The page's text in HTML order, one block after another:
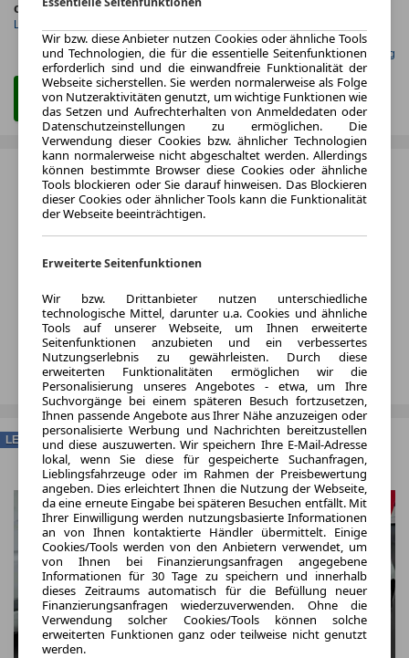
ca. 85 kW (115 PS)
Leistung
Gefunden auf Null Leasing
Zum Leasing Angebot
LEASING
Wir bzw. diese Anbieter nutzen Cookies oder ähnliche Tools
und Technologien, die für die essentielle Seitenfunktionen
erforderlich sind und die einwandfreie Funktionalität der
Webseite sicherstellen. Sie werden normalerweise als Folge
von Nutzeraktivitäten genutzt, um wichtige Funktionen wie
das Setzen und Aufrechterhalten von Anmeldedaten oder
Datenschutzeinstellungen zu ermöglichen. Die
Verwendung dieser Cookies bzw. ähnlicher Technologien
kann normalerweise nicht abgeschaltet werden. Allerdings
können bestimmte Browser diese Cookies oder ähnliche
Tools blockieren oder Sie darauf hinweisen. Das Blockieren
dieser Cookies oder ähnlicher Tools kann die Funktionalität
der Webseite beeinträchtigen.
Erweiterte Seitenfunktionen
Wir bzw. Drittanbieter nutzen unterschiedliche
technologische Mittel, darunter u.a. Cookies und ähnliche
Tools auf unserer Webseite, um Ihnen erweiterte
Seitenfunktionen anzubieten und ein verbessertes
Nutzungserlebnis zu gewährleisten. Durch diese
erweiterten Funktionalitäten ermöglichen wir die
Personalisierung unseres Angebotes - etwa, um Ihre
Suchvorgänge bei einem späteren Besuch fortzusetzen,
Ihnen passende Angebote aus Ihrer Nähe anzuzeigen oder
personalisierte Werbung und Nachrichten bereitzustellen
und diese auszuwerten. Wir speichern Ihre E-Mail-Adresse
lokal, wenn Sie diese für gespeicherte Suchanfragen,
Lieblingsfahrzeuge oder im Rahmen der Preisbewertung
angeben. Dies erleichtert Ihnen die Nutzung der Webseite,
da eine erneute Eingabe bei späteren Besuchen entfällt. Mit
Ihrer Einwilligung werden nutzungsbasierte Informationen
an von Ihnen kontaktierte Händler übermittelt. Einige
Cookies/Tools werden von den Anbietern verwendet, um
von Ihnen bei Finanzierungsanfragen angegebene
Informationen für 30 Tage zu speichern und innerhalb
dieses Zeitraums automatisch für die Befüllung neuer
Finanzierungsanfragen wiederzuverwenden. Ohne die
Verwendung solcher Cookies/Tools können solche
erweiterten Funktionen ganz oder teilweise nicht genutzt
werden.